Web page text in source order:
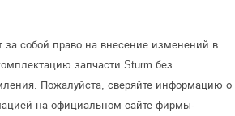
за собой право на внесение изменений в
запчасти Sturm без
Пожалуйста, сверяйте информацию о
на официальном сайте фирмы-